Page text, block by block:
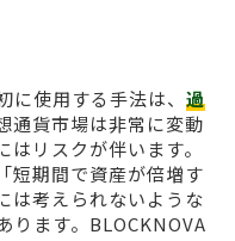
使用する手法は、 過
通貨市場は非常に変動
リスクが伴います。
短期間で資産が倍増す
は考えられないような
ります。BLOCKNOVA